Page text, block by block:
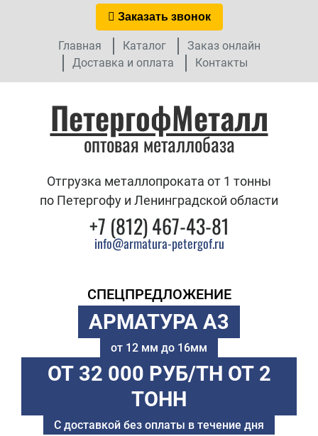
Заказать звонок
Главная Каталог
Заказ онлайн
Доставка и оплата
Контакты
ПетергофМеталл
оптовая металлобаза
Отгрузка металлопроката от 1 тонны
по Петергофу и Ленинградской области
+7 (812) 467-43-81
info@armatura-petergof.ru
СПЕЦПРЕДЛОЖЕНИЕ
АРМАТУРА А3
от 12 мм до 16мм
ОТ 32 000 РУБ/ТН ОТ 2
ТОНН
С доставкой без оплаты в течение дня